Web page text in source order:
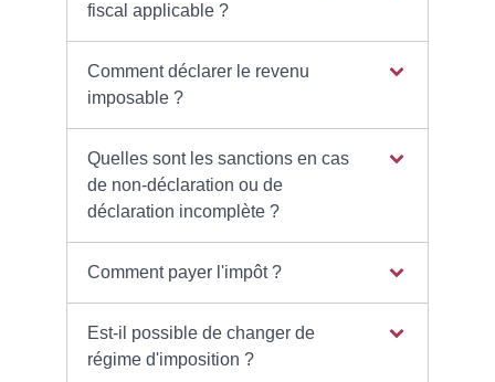
fiscal applicable ?
Comment déclarer le revenu
imposable ?
Quelles sont les sanctions en cas
de non-déclaration ou de
déclaration incomplète ?
Comment payer l'impôt ?
Est-il possible de changer de
régime d'imposition ?